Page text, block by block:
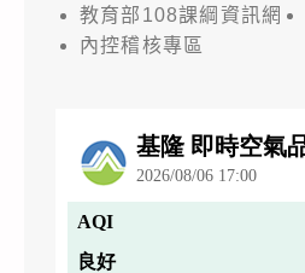
教育部108課綱資訊網
內控稽核專區